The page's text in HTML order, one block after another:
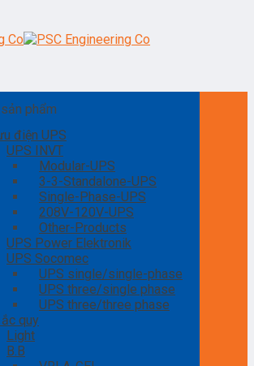
phẩm
điện UPS
UPS INVT
Modular-UPS
3-3-Standalone-UPS
Single-Phase-UPS
208V-120V-UPS
Other-Products
UPS Power Elektronik
UPS Socomec
UPS single/single-phase
UPS three/single phase
UPS three/three phase
quy
Light
B.B